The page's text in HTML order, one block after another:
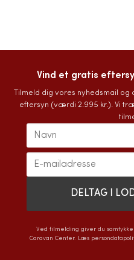
Vind et gratis
Tilmeld dig vores nyhedsmail
eftersyn (værdi 2.995 kr.). Vi
Ved tilmelding giver du
Caravan Center. Læs